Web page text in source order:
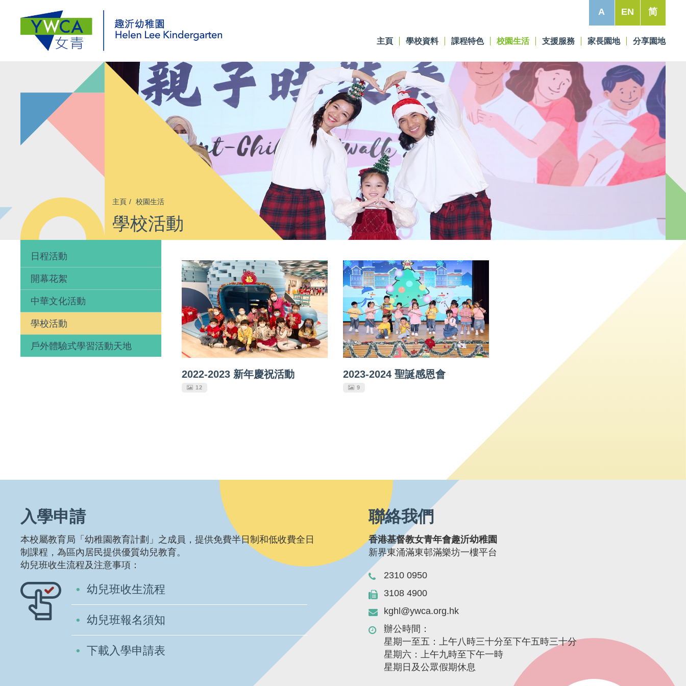
A EN 简
主頁 學校資料 課程特色 校園生活 支援服務 家長園地 分享園地
主頁 校園生活
學校活動
日程活動
開幕花絮
中華文化活動
學校活動
戶外體驗式學習活動天地
2022-2023 新年慶祝活動
12
2023-2024 聖誕感恩會
9
入學申請
本校屬教育局「幼稚園教育計劃」之成員，提供免費半日制和低收費全日
制課程，為區內居民提供優質幼兒教育。
幼兒班收生流程及注意事項：
幼兒班收生流程
幼兒班報名須知
下載入學申請表
聯絡我們
香港基督教女青年會趣沂幼稚園
新界東涌滿東邨滿樂坊一樓平台
2310 0950
3108 4900
kghl@ywca.org.hk
辦公時間：
星期一至五：上午八時三十分至下午五時三十分
星期六：上午九時至下午一時
星期日及公眾假期休息